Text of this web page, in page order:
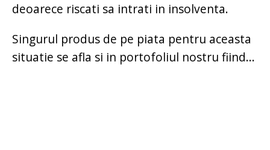
deoarece riscati sa intrati in insolventa.
Singurul produs de pe piata pentru aceasta
situatie se afla si in portofoliul nostru fiind...